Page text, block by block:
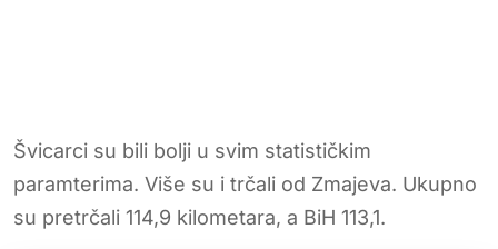
Švicarci su bili bolji u svim statističkim
paramterima. Više su i trčali od Zmajeva. Ukupno
su pretrčali 114,9 kilometara, a BiH 113,1.